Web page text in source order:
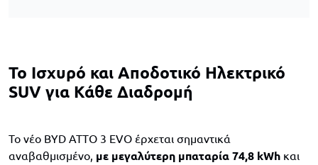
Το Ισχυρό και Αποδοτικό Ηλεκτρικό
SUV για Κάθε Διαδρομή
Το νέο BYD ATTO 3 EVO έρχεται σημαντικά
αναβαθμισμένο, με μεγαλύτερη μπαταρία 74,8 kWh και